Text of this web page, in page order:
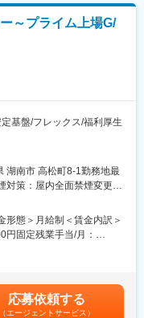
のグループ会社として同
ンに、洗浄・殺菌・消毒
システムを販売・提供し
業界トップクラスを誇っ
ンナップを持つ企業で
する「医療関連分野」で
使用して頂きます。
いますが、顧客に応じて
ります。
い事や、営業としても協
システムを販売・提供し
生産設備は単に製品をつ
荷に至る各工程で優れた
～プライム上場G/
基盤/フレックス/福利厚生
スーパーマーケットや学
引き出す戦略的な営業で
食産業、受託給食などを
湖南市 高松町8-1勤務地最
対策：屋内全面禁煙変更の
形態＞月給制＜賃金内訳＞
固定残業手当/月：
あくまでも目安の金額で
ります。月給(月額)は固定
応募依頼する
（エージェントサービス）